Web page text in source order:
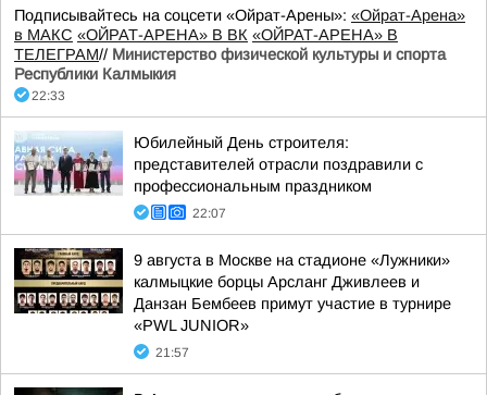
Подписывайтесь на соцсети «Ойрат-Арены»: «Ойрат-Арена»
в МАКС «ОЙРАТ-АРЕНА» В ВК «ОЙРАТ-АРЕНА» В
ТЕЛЕГРАМ// Министерство физической культуры и спорта
Республики Калмыкия
22:33
Юбилейный День строителя:
представителей отрасли поздравили с
профессиональным праздником
22:07
9 августа в Москве на стадионе «Лужники»
калмыцкие борцы Арсланг Дживлеев и
Данзан Бембеев примут участие в турнире
«PWL JUNIOR»
21:57